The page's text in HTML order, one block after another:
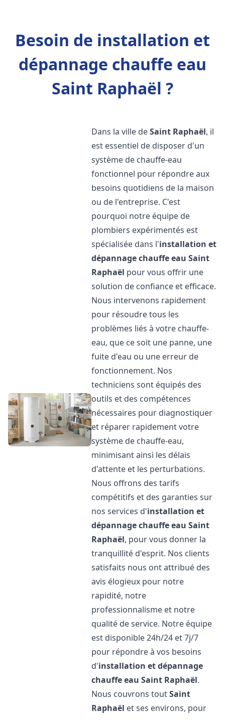
Besoin de installation et
dépannage chauffe eau
Saint Raphaël ?
Dans la ville deSaint Raphaël, il
est essentiel de disposer d'un
système de chauffe-eau
fonctionnel pour répondre aux
besoins quotidiens de la maison
ou de l'entreprise. C'est
pourquoi notre équipe de
plombiers expérimentés est
spécialisée dans l'installation et
dépannage chauffe eau Saint
Raphaël pour vous offrir une
solution de confiance et efficace.
Nous intervenons rapidement
pour résoudre tous les
problèmes liés à votre chauffe-
eau, que ce soit une panne, une
fuite d'eau ou une erreur de
fonctionnement. Nos
techniciens sont équipés des
outils et des compétences
nécessaires pour diagnostiquer
et réparer rapidement votre
système de chauffe-eau,
minimisant ainsi les délais
d'attente et les perturbations.
Nous offrons des tarifs
compétitifs et des garanties sur
nos services d'installation et
dépannage chauffe eau Saint
Raphaël, pour vous donner la
tranquillité d'esprit. Nos clients
satisfaits nous ont attribué des
avis élogieux pour notre
rapidité, notre
professionnalisme et notre
qualité de service. Notre équipe
est disponible 24h/24 et 7j/7
pour répondre à vos besoins
d'installation et dépannage
chauffe eau Saint Raphaël.
Nous couvrons toutSaint
Raphaël et ses environs, pour